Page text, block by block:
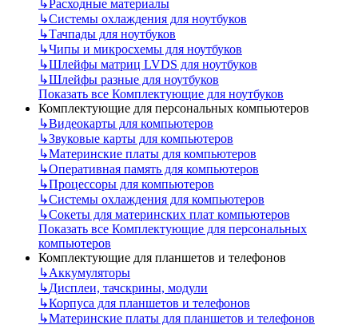
↳ Расходные материалы
↳Системы охлаждения для ноутбуков
↳Тачпады для ноутбуков
↳Чипы и микросхемы для ноутбуков
↳Шлейфы матриц LVDS для ноутбуков
↳Шлейфы разные для ноутбуков
Показать все Комплектующие для ноутбуков
Комплектующие для персональных компьютеров
↳Видеокарты для компьютеров
↳Звуковые карты для компьютеров
↳Материнские платы для компьютеров
↳Оперативная память для компьютеров
↳Процессоры для компьютеров
↳Системы охлаждения для компьютеров
↳Сокеты для материнских плат компьютеров
Показать все Комплектующие для персональных
компьютеров
Комплектующие для планшетов и телефонов
↳Аккумуляторы
↳Дисплеи, тачскрины, модули
↳Корпуса для планшетов и телефонов
↳Материнские платы для планшетов и телефонов